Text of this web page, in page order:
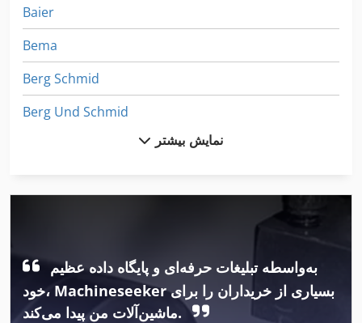
Baier
Bema
Berg Schmid
Berg Und Schmid
Bronneberg
Felder
نمایش بیشتر
به‌واسطه تبلیغات حرفه‌ای و پایگاه داده عظیم
خود، Machineseeker بسیاری از خریداران را برای
ماشین‌آلات من پیدا می‌کند.